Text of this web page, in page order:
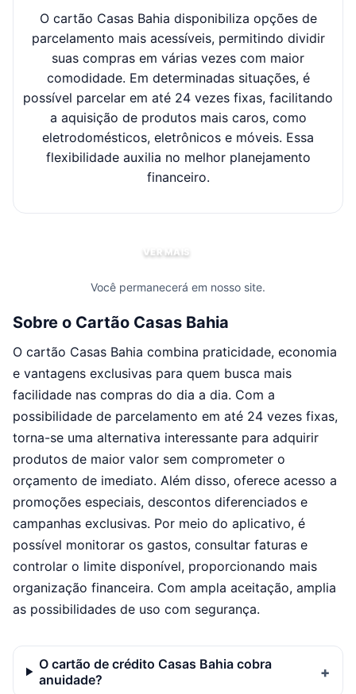
O cartão Casas Bahia disponibiliza opções de
parcelamento mais acessíveis, permitindo dividir
suas compras em várias vezes com maior
comodidade. Em determinadas situações, é
possível parcelar em até 24 vezes fixas, facilitando
a aquisição de produtos mais caros, como
eletrodomésticos, eletrônicos e móveis. Essa
flexibilidade auxilia no melhor planejamento
financeiro.
VER MAIS
Você permanecerá em nosso site.
Sobre o Cartão Casas Bahia
O cartão Casas Bahia combina praticidade, economia
e vantagens exclusivas para quem busca mais
facilidade nas compras do dia a dia. Com a
possibilidade de parcelamento em até 24 vezes fixas,
torna-se uma alternativa interessante para adquirir
produtos de maior valor sem comprometer o
orçamento de imediato. Além disso, oferece acesso a
promoções especiais, descontos diferenciados e
campanhas exclusivas. Por meio do aplicativo, é
possível monitorar os gastos, consultar faturas e
controlar o limite disponível, proporcionando mais
organização financeira. Com ampla aceitação, amplia
as possibilidades de uso com segurança.
O cartão de crédito Casas Bahia cobra
anuidade?